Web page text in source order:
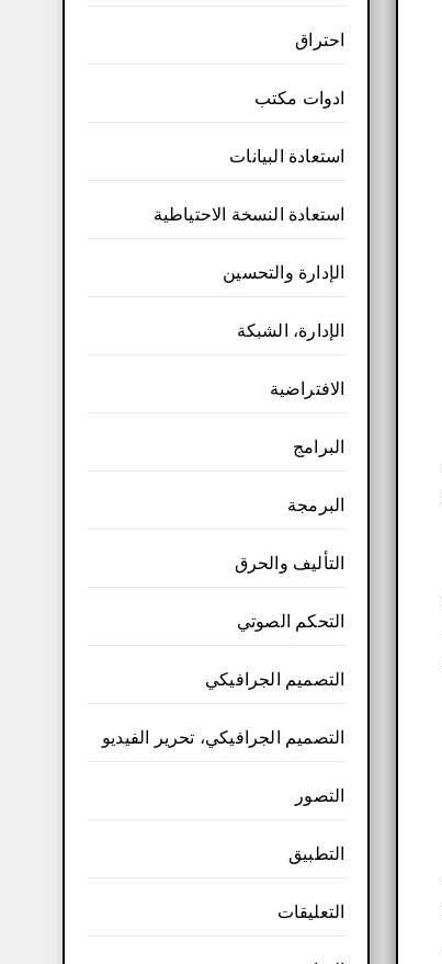
احتراق
ادوات مكتب
استعادة البيانات
استعادة النسخة الاحتياطية
الإدارة والتحسين
الإدارة، الشبكة
الافتراضية
البرامج
البرمجة
التأليف والحرق
التحكم الصوتي
التصميم الجرافيكي
التصميم الجرافيكي، تحرير الفيديو
التصور
التطبيق
التعليقات